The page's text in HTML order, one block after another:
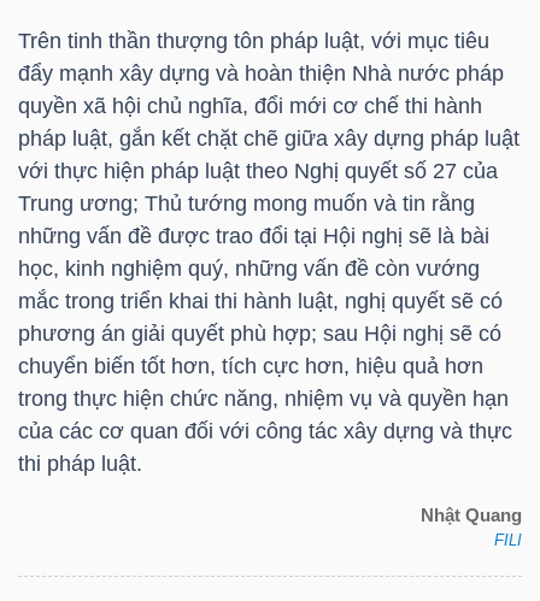
Trên tinh thần thượng tôn pháp luật, với mục tiêu
đẩy mạnh xây dựng và hoàn thiện Nhà nước pháp
quyền xã hội chủ nghĩa, đổi mới cơ chế thi hành
pháp luật, gắn kết chặt chẽ giữa xây dựng pháp luật
với thực hiện pháp luật theo Nghị quyết số 27 của
Trung ương; Thủ tướng mong muốn và tin rằng
những vấn đề được trao đổi tại Hội nghị sẽ là bài
học, kinh nghiệm quý, những vấn đề còn vướng
mắc trong triển khai thi hành luật, nghị quyết sẽ có
phương án giải quyết phù hợp; sau Hội nghị sẽ có
chuyển biến tốt hơn, tích cực hơn, hiệu quả hơn
trong thực hiện chức năng, nhiệm vụ và quyền hạn
của các cơ quan đối với công tác xây dựng và thực
thi pháp luật.
Nhật Quang
FILI